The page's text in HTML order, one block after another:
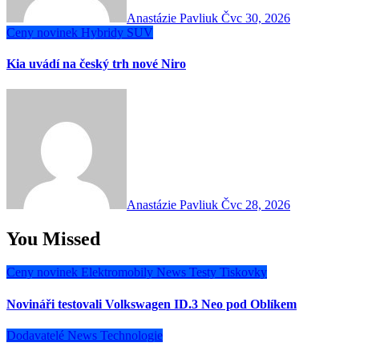
Anastázie Pavliuk Čvc 30, 2026
Ceny novinek Hybridy SUV
Kia uvádí na český trh nové Niro
Anastázie Pavliuk Čvc 28, 2026
You Missed
Ceny novinek Elektromobily News Testy Tiskovky
Novináři testovali Volkswagen ID.3 Neo pod Oblíkem
Dodavatelé News Technologie